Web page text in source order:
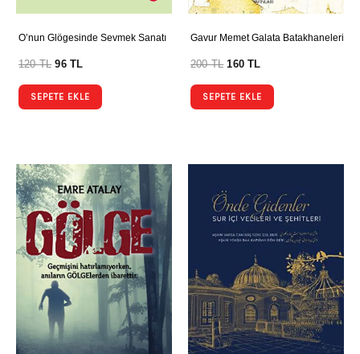
O’nun Glögesinde Sevmek Sanatı
120TL 96TL
SEPETE EKLE
Gavur Memet Galata Batakhaneleri
200TL 160TL
SEPETE EKLE